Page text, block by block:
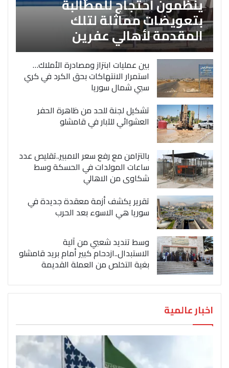
بتعويضات مماثلة لتلك
المقدمة لأهالي عفرين
بين عمليات ابتزاز ومصادرة الأملاك…
استمرار الانتهاكات بحق الكرد في كري
سبي شمال سوريا
تشكيل لجنة للحد من ظاهرة الحفر
العشوائي للآبار في قامشلو
بالتزامن مع رفع سعر الامبير..تقليص عدد
ساعات المولدات في الحسكة وسط
شكاوى من الاهالي
تقرير يكشف أزمة معقدة جديدة في
سوريا هي الاسوء بعد الحرب
وسط تنديد شعبي من آلية
الاستبدال..ازدحام كبير أمام بريد قامشلو
بغية التخلص من العملة القديمة
اخبار عالمية